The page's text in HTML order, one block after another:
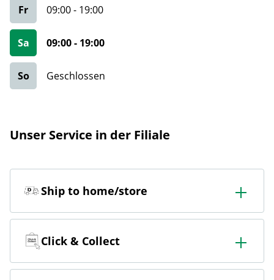
Fr 09:00- 19:00
Sa 09:00- 19:00
So Geschlossen
Unser Service in der Filiale
Ship to home/store
In der Filiale bestellen & in die Filiale oder nach Hause
liefern lassen.
Click & Collect
Online bestellen & kostenlos hier in der Filiale abholen